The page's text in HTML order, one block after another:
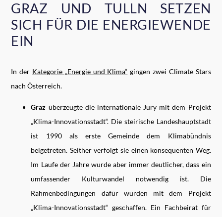
GRAZ UND TULLN SETZEN
SICH FÜR DIE ENERGIEWENDE
EIN
In der Kategorie „Energie und Klima“ gingen zwei Climate Stars
nach Österreich.
Graz überzeugte die internationale Jury mit dem Projekt
„Klima-Innovationsstadt“. Die steirische Landeshauptstadt
ist 1990 als erste Gemeinde dem Klimabündnis
beigetreten. Seither verfolgt sie einen konsequenten Weg.
Im Laufe der Jahre wurde aber immer deutlicher, dass ein
umfassender Kulturwandel notwendig ist. Die
Rahmenbedingungen dafür wurden mit dem Projekt
„Klima-Innovationsstadt“ geschaffen. Ein Fachbeirat für